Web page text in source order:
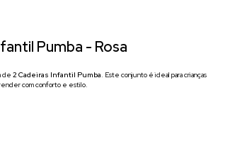
Pumba - Rosa
de 2 Cadeiras Infantil Pumba. Este conjunto é ideal para crianças
com conforto e estilo.